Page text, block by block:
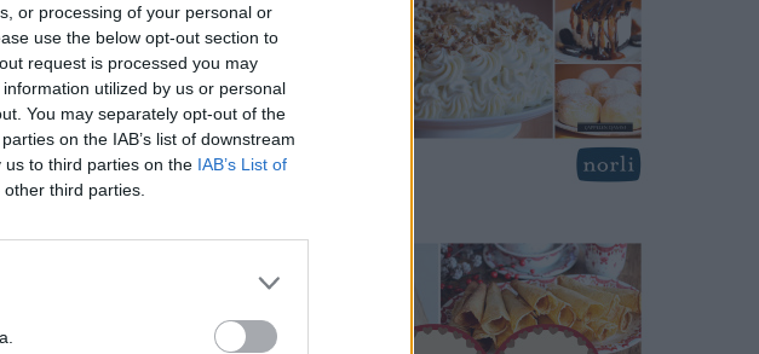
or processing of your personal or
use the below opt-out section to
request is processed you may
utilized by us or personal
You may separately opt-out of the
on the IAB’s list of downstream
to third parties on the IAB’s List of
third parties.